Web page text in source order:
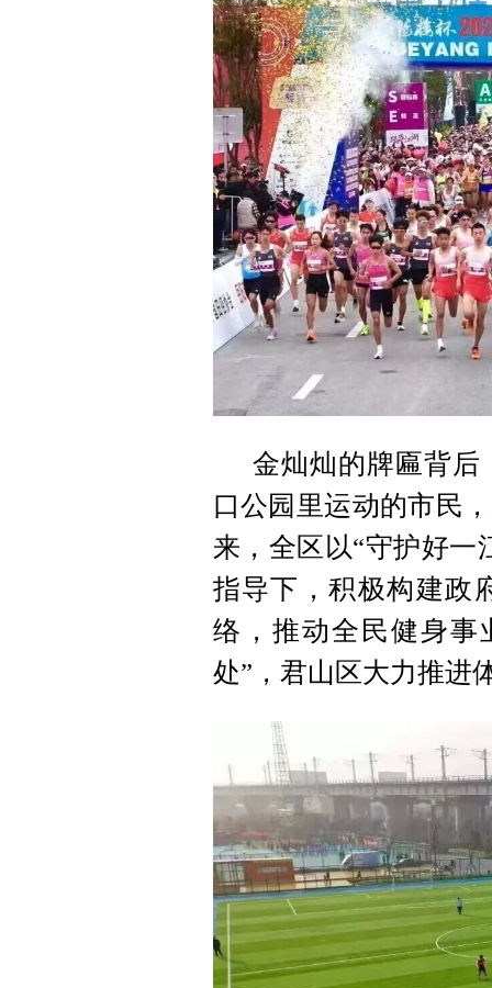
金灿灿的牌匾背后
口公园里运动的市民
来，全区以“守护好一
指导下，积极构建政
络，推动全民健身事
处”，君山区大力推进